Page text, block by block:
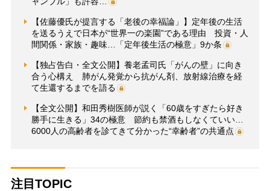
【佐藤優氏が提言する「老後の幸福論」】定年後の生活
を送るうえで日本が“世界一の楽園”である理由 投資・人
間関係・家族・趣味…「定年後生活の極意」9か条
【独占告白・全文公開】養老孟司氏「がんの壁」に向き
合う心構え 肺がん発覚から抗がん剤、放射線治療を経
て生還するまでを語る
【全文公開】和田秀樹医師が説く「60歳をすぎたら好き
勝手に生きる」34の極意 節約も禁酒もしなくていい…
6000人の高齢者を診てきて分かった“幸齢者”の共通点
注目TOPIC